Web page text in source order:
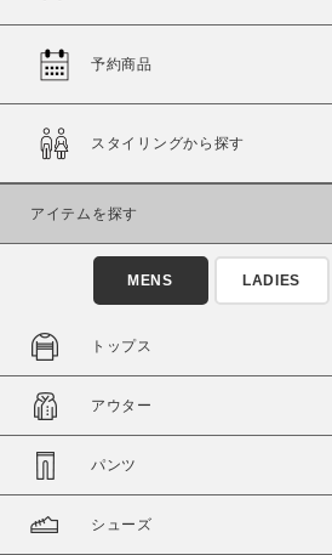
商品タイプ
通常商品
セール価格
在庫
在庫あり
予約商品
スタイリングから探す
アイテムを探す
MENS LADIES
トップス
アウター
パンツ
シューズ